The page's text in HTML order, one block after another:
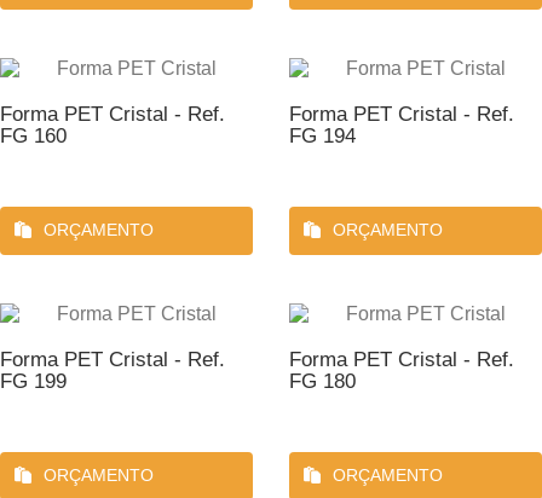
Forma PET Cristal - Ref.
FG 160
ORÇAMENTO
Forma PET Cristal - Ref.
FG 194
ORÇAMENTO
Forma PET Cristal - Ref.
FG 199
ORÇAMENTO
Forma PET Cristal - Ref.
FG 180
ORÇAMENTO